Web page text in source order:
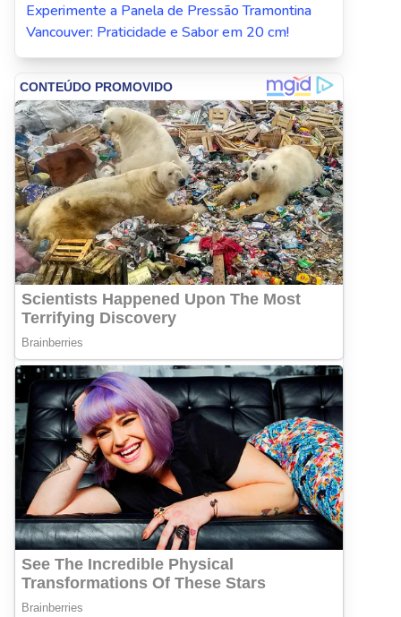
Experimente a Panela de Pressão Tramontina
Vancouver: Praticidade e Sabor em 20 cm!